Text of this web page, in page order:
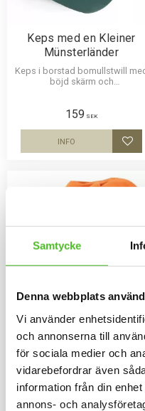
Samtycke
Denna webbplats
Vi använder
och annonserna till
för sociala medier och
vidarebefordrar även
information från din
annons- och
Keps med en Kleiner
Münsterländer
Keps i borstad bomullstwill
böjd skärm och
Münsterländer
159 SEK
INFO
Mössa med Kleiner
Münsterländer
Mössa i bomull/elastan med ett
siluettmotiv av en Kleiner
Münsterländer. Mössan finns i
159